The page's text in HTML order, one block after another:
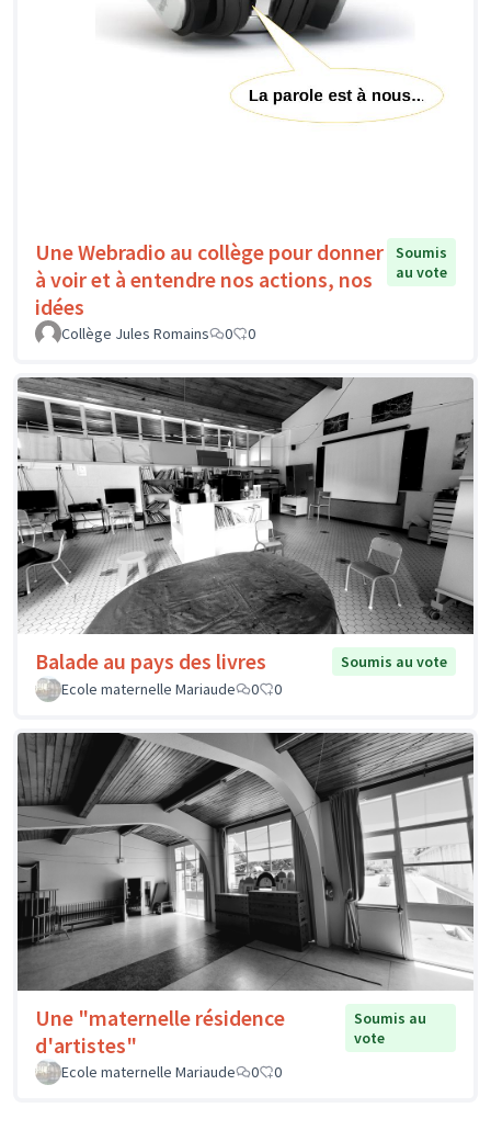
Une Webradio au collège pour donner
à voir et à entendre nos actions, nos
idées
Soumis
au vote
Collège Jules Romains 0 0
Balade au pays des livres
Soumis au vote
Ecole maternelle Mariaude
0 0
Une "maternelle résidence
d'artistes"
Soumis au
vote
Ecole maternelle Mariaude
0 0